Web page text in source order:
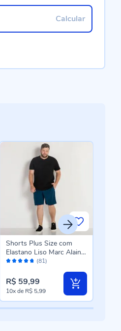
Calcular
Avaliação: (81)
Shorts Plus Size com
Elastano Liso Marc Alain
Plus Petroleo Skype
R$ 59,99
10xde R$ 5,99